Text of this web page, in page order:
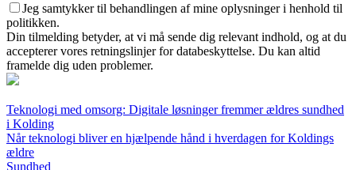
Jeg samtykker til behandlingen af mine oplysninger i henhold til
politikken.
Din tilmelding betyder, at vi må sende dig relevant indhold, og at du
accepterer vores retningslinjer for databeskyttelse. Du kan altid
framelde dig uden problemer.
Teknologi med omsorg: Digitale løsninger fremmer ældres sundhed
i Kolding
Når teknologi bliver en hjælpende hånd i hverdagen for Koldings
ældre
Sundhed